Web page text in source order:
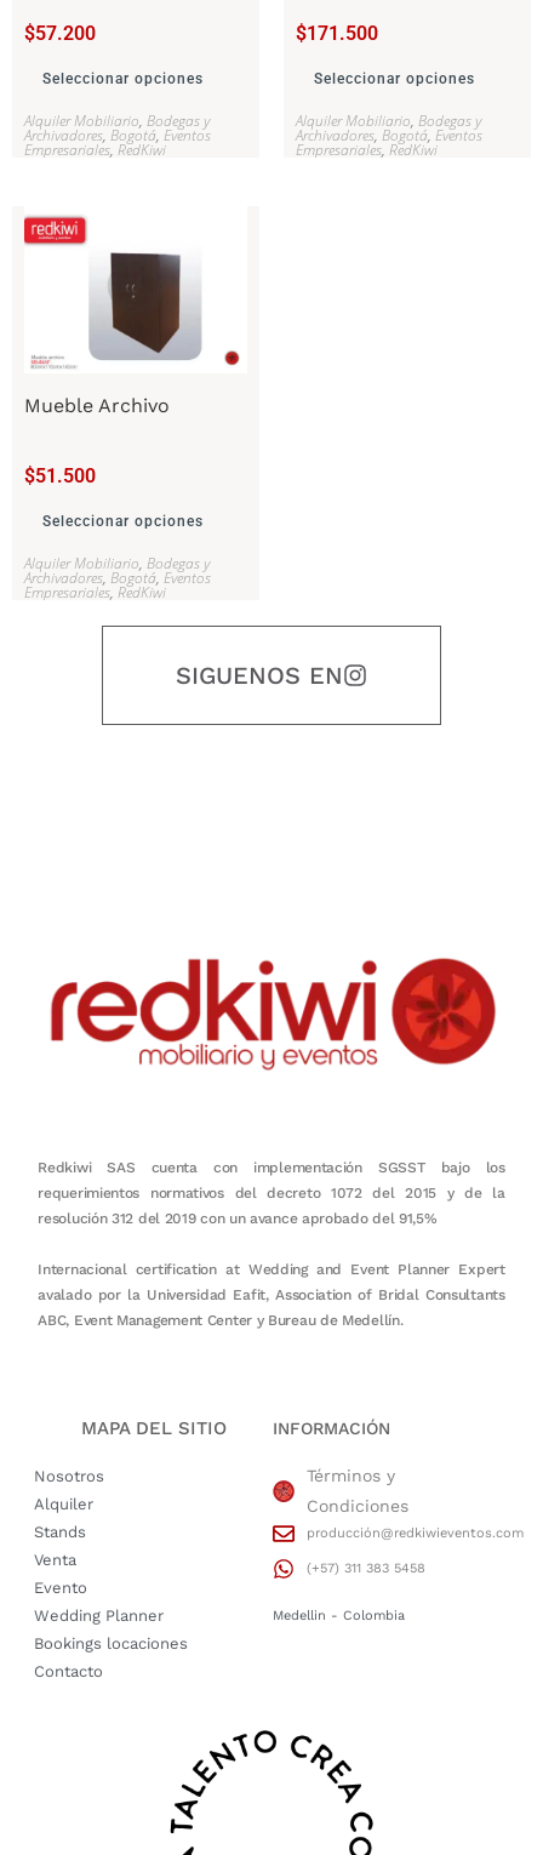
$57.200
Seleccionar opciones
Alquiler Mobiliario, Bodegas y
Archivadores, Bogotá, Eventos
Empresariales, RedKiwi
$171.500
Seleccionar opciones
Alquiler Mobiliario, Bodegas y
Archivadores, Bogotá, Eventos
Empresariales, RedKiwi
Mueble Archivo
$51.500
Seleccionar opciones
Alquiler Mobiliario, Bodegas y
Archivadores, Bogotá, Eventos
Empresariales, RedKiwi
SIGUENOS EN
Redkiwi SAS cuenta con implementación SGSST bajo los
requerimientos normativos del decreto 1072 del 2015 y de la
resolución 312 del 2019 con un avance aprobado del 91,5%
Internacional certification at Wedding and Event Planner Expert
avalado por la Universidad Eafit, Association of Bridal Consultants
ABC, Event Management Center y Bureau de Medellín.
MAPA DEL SITIO
Nosotros
Alquiler
Stands
Venta
Evento
Wedding Planner
Bookings locaciones
Contacto
INFORMACIÓN
Términos y
Condiciones
producción@redkiwieventos.com
(+57) 311 383 5458
Medellin - Colombia